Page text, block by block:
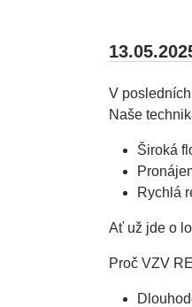
V
Naše
Široká
Rychlá
Ať už jde o
Proč VZV